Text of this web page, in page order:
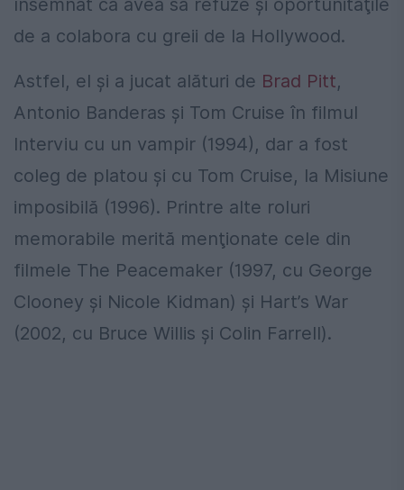
însemnat că avea să refuze şi oportunităţile
de a colabora cu greii de la Hollywood.
Astfel, el şi a jucat alături de Brad Pitt,
Antonio Banderas şi Tom Cruise în filmul
Interviu cu un vampir (1994), dar a fost
coleg de platou şi cu Tom Cruise, la Misiune
imposibilă (1996). Printre alte roluri
memorabile merită menţionate cele din
filmele The Peacemaker (1997, cu George
Clooney şi Nicole Kidman) şi Hart’s War
(2002, cu Bruce Willis şi Colin Farrell).